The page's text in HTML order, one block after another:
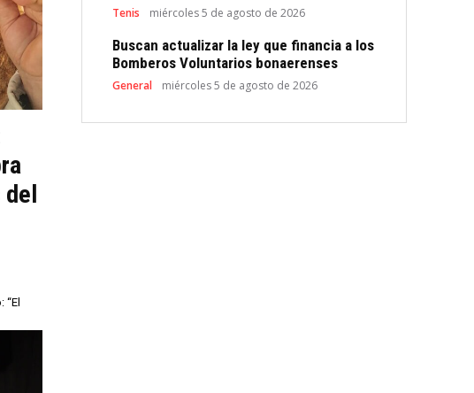
del
Tenis miércoles 5 de agosto de 2026
Buscan actualizar la ley que financia a los
Bomberos Voluntarios bonaerenses
General miércoles 5 de agosto de 2026